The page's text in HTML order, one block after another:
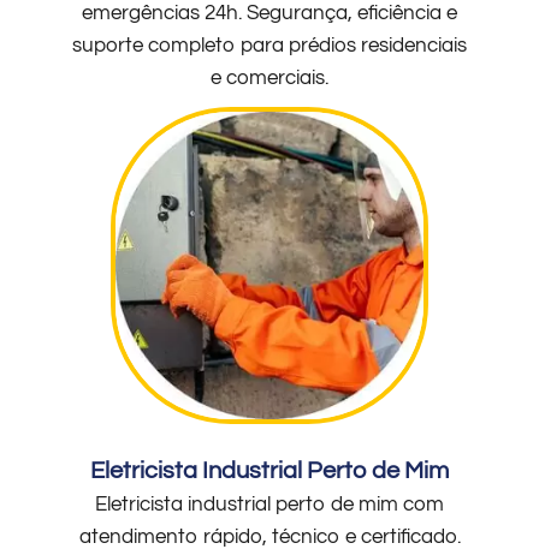
emergências 24h. Segurança, eficiência e
suporte completo para prédios residenciais
e comerciais.
Eletricista Industrial Perto de Mim
Eletricista industrial perto de mim com
atendimento rápido, técnico e certificado.